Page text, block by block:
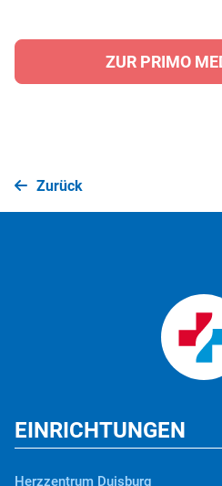
ZUR PRIMO
Zurück
EINRICHTUNGEN
Herzzentrum Duisburg